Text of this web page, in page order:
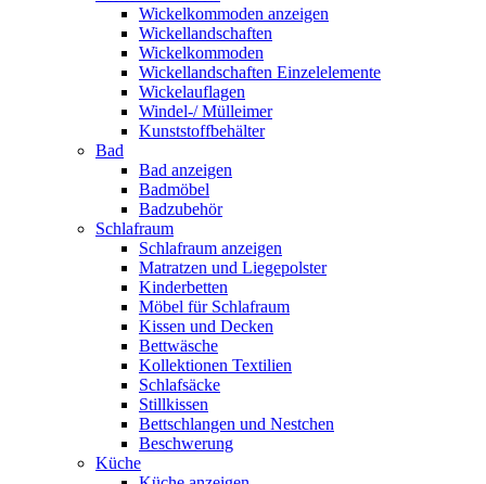
Wickelkommoden anzeigen
Wickellandschaften
Wickelkommoden
Wickellandschaften Einzelelemente
Wickelauflagen
Windel-/ Mülleimer
Kunststoffbehälter
Bad
Bad anzeigen
Badmöbel
Badzubehör
Schlafraum
Schlafraum anzeigen
Matratzen und Liegepolster
Kinderbetten
Möbel für Schlafraum
Kissen und Decken
Bettwäsche
Kollektionen Textilien
Schlafsäcke
Stillkissen
Bettschlangen und Nestchen
Beschwerung
Küche